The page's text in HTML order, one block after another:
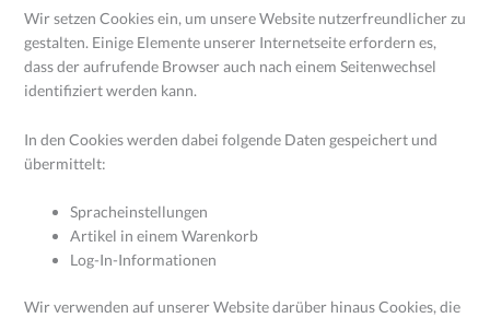
Wir setzen Cookies ein, um unsere Website nutzerfreundlicher zu
gestalten. Einige Elemente unserer Internetseite erfordern es,
dass der aufrufende Browser auch nach einem Seitenwechsel
identifiziert werden kann.
In den Cookies werden dabei folgende Daten gespeichert und
übermittelt:
Spracheinstellungen
Artikel in einem Warenkorb
Log-In-Informationen
Wir verwenden auf unserer Website darüber hinaus Cookies, die